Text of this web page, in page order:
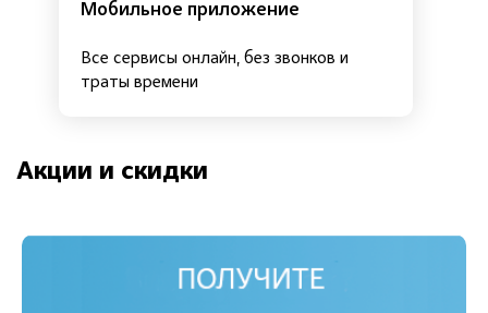
Мобильное приложение
Все сервисы онлайн, без звонков и
траты времени
Акции и скидки